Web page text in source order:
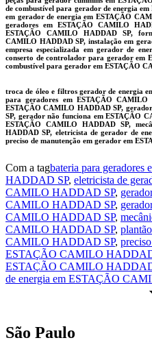
de combustível para gerador de energia
em gerador de energia em ESTAÇÃO
geradores em ESTAÇÃO CAMILO
ESTAÇÃO CAMILO HADDAD SP,
CAMILO HADDAD SP, instalação em
empresa especializada em gerador de
conserto de controlador para gerador em
combustível para gerador em ESTAÇÃO
troca de óleo e filtros gerador de energia
para geradores em ESTAÇÃO
ESTAÇÃO CAMILO HADDAD SP,
SP, gerador não funciona em ESTAÇÃO
ESTAÇÃO CAMILO HADDAD SP,
HADDAD SP, eletricista de gerador de
preciso de manutenção em gerador em
Com a tagbateria para
HADDAD SP, eletricista de
CAMILO HADDAD SP,
CAMILO HADDAD SP,
CAMILO HADDAD SP,
CAMILO HADDAD SP,
CAMILO HADDAD SP,
ESTAÇÃO CAMILO
ESTAÇÃO CAMILO
de energia em ESTAÇÃO
São Paulo